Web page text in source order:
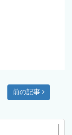
前の記事